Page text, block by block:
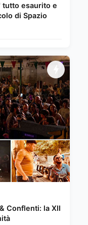
tutto esaurito e
di Spazio
Conflenti: la XII